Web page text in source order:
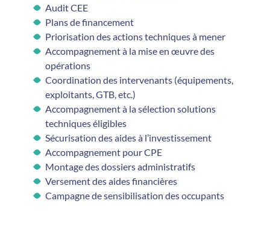
Audit CEE
Plans de financement
Priorisation des actions techniques à mener
Accompagnement à la mise en œuvre des
opérations
Coordination des intervenants (équipements,
exploitants, GTB, etc.)
Accompagnement à la sélection solutions
techniques éligibles
Sécurisation des aides à l’investissement
Accompagnement pour CPE
Montage des dossiers administratifs
Versement des aides financières
Campagne de sensibilisation des occupants